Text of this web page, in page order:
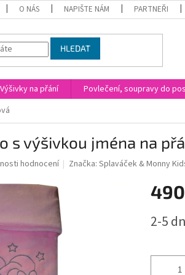
O NÁS NAPIŠTE NÁM PARTNEŘI
HLEDAT
Výšivky na přání Povlečení, soupravy do
s výšivkou jména na
hodnocení Značka:Splaváček & Monny
cena:
2-5